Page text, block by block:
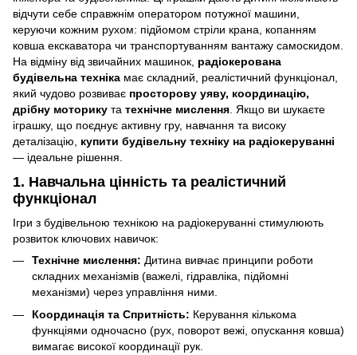
відчути себе справжнім оператором потужної машини,
керуючи кожним рухом: підйомом стріли крана, копанням
ковша екскаватора чи транспортуванням вантажу самоскидом.
На відміну від звичайних машинок, радіокерована
будівельна техніка має складний, реалістичний функціонал,
який чудово розвиває просторову уяву, координацію,
дрібну моторику та технічне мислення . Якщо ви шукаєте
іграшку, що поєднує активну гру, навчання та високу
деталізацію, купити будівельну техніку на радіокеруванні
— ідеальне рішення.
1. Навчальна цінність та реалістичний
функціонал
Ігри з будівельною технікою на радіокеруванні стимулюють
розвиток ключових навичок:
Технічне мислення: Дитина вивчає принципи роботи
складних механізмів (важелі, гідравліка, підйомні
механізми) через управління ними.
Координація та Спритність: Керування кількома
функціями одночасно (рух, поворот вежі, опускання ковша)
вимагає високої координації рук.